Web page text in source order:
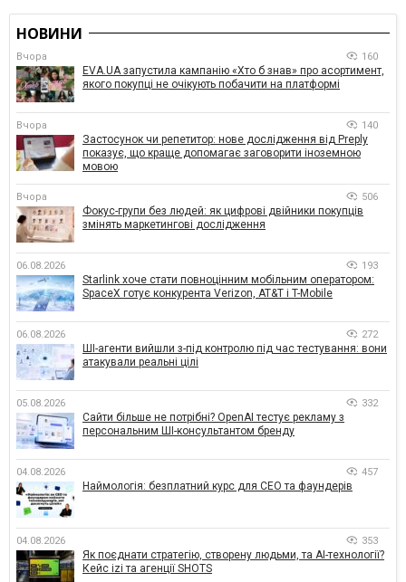
НОВИНИ
Вчора 160
EVA.UA запустила кампанію «Хто б знав» про асортимент,
якого покупці не очікують побачити на платформі
Вчора 140
Застосунок чи репетитор: нове дослідження від Preply
показує, що краще допомагає заговорити іноземною
мовою
Вчора 506
Фокус-групи без людей: як цифрові двійники покупців
змінять маркетингові дослідження
06.08.2026 193
Starlink хоче стати повноцінним мобільним оператором:
SpaceX готує конкурента Verizon, AT&T і T-Mobile
06.08.2026 272
ШІ-агенти вийшли з-під контролю під час тестування: вони
атакували реальні цілі
05.08.2026 332
Сайти більше не потрібні? OpenAI тестує рекламу з
персональним ШІ-консультантом бренду
04.08.2026 457
Наймологія: безплатний курс для CEO та фаундерів
04.08.2026 353
Як поєднати стратегію, створену людьми, та AI-технології?
Кейс izi та агенції SHOTS